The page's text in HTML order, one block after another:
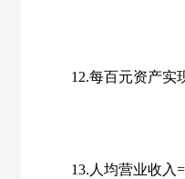
12.每百元资产实现
13.人均营业收入=